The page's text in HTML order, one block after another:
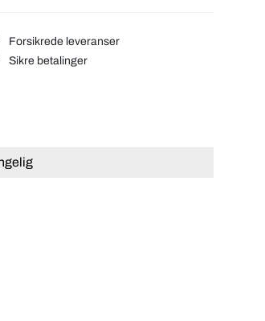
Forsikrede leveranser
Sikre betalinger